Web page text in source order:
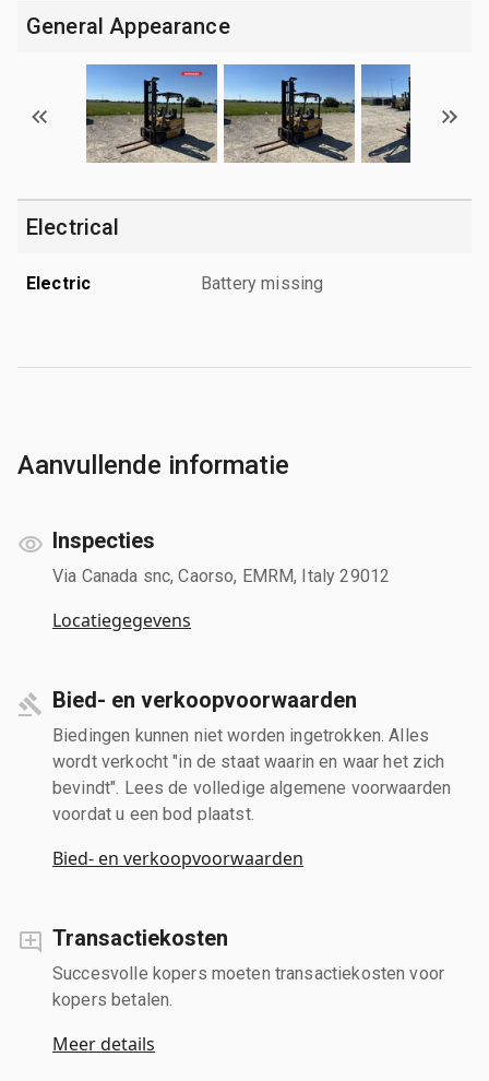
General Appearance
Electrical
Electric Battery missing
Aanvullende informatie
Inspecties
Via Canada snc, Caorso, EMRM, Italy 29012
Locatiegegevens
Bied- en verkoopvoorwaarden
Biedingen kunnen niet worden ingetrokken. Alles
wordt verkocht "in de staat waarin en waar het zich
bevindt". Lees de volledige algemene voorwaarden
voordat u een bod plaatst.
Bied- en verkoopvoorwaarden
Transactiekosten
Succesvolle kopers moeten transactiekosten voor
kopers betalen.
Meer details